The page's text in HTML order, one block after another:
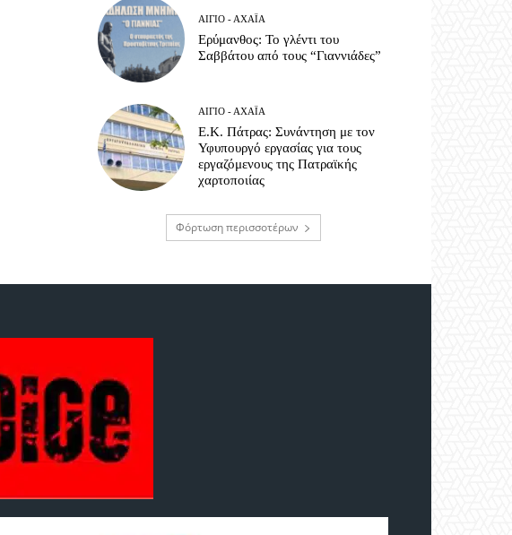
ΑΊΓΙΟ - ΑΧΑΪ́Α
Ερύμανθος: Το γλέντι του
Σαββάτου από τους “Γιαννιάδες”
ΑΊΓΙΟ - ΑΧΑΪ́Α
Ε.Κ. Πάτρας: Συνάντηση με τον
Υφυπουργό εργασίας για τους
εργαζόμενους της Πατραϊκής
χαρτοποιίας
Φόρτωση περισσοτέρων